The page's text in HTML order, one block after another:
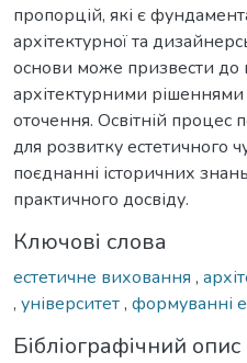
пропорцій, які є
архітектурної та
основи може призвести до
архітектурними
оточення. Освітній
для розвитку естетичного
поєднанні історичних
практичного досвіду.
Ключові слова
естетичне виховання ,
, університет, формуванні
Бібліографічний опис